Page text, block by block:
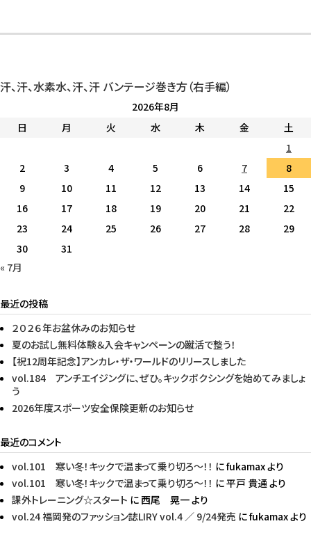
汗、汗、水素水、汗、汗 バンテージ巻き方（右手編）
2026年8月
日
月 火 水 木 金
土
1
2
3 4 5 6 7
8
9
10 11 12 13 14
15
16
17 18 19 20 21
22
23
24 25 26 27 28
29
30
31
« 7月
最近の投稿
２０２６年お盆休みのお知らせ
夏のお試し無料体験＆入会キャンペーンの蹴活で整う！
【祝12周年記念】アンカレ・ザ・ワールドのリリースしました
vol.184 アンチエイジングに、ぜひ。キックボクシングを始めてみましょ
う
2026年度スポーツ安全保険更新のお知らせ
最近のコメント
vol.101 寒い冬！キックで温まって乗り切ろ〜！！ にfukamaxより
vol.101 寒い冬！キックで温まって乗り切ろ〜！！ に平戸 貴通 より
課外トレーニング☆スタート に 西尾 晃一より
vol.24 福岡発のファッション誌LIRY vol.4 ／ 9/24発売 にfukamaxより